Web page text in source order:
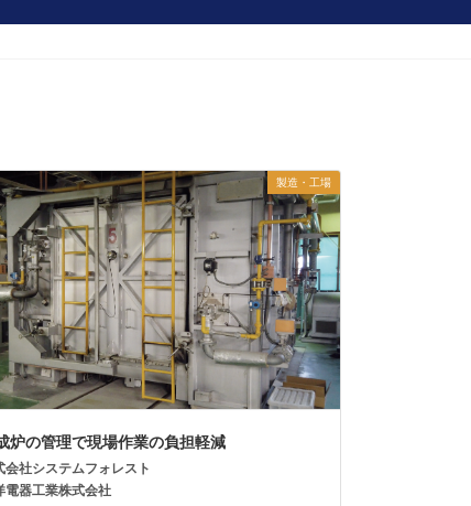
製造・工場
炉の管理で現場作業の負担軽減
会社システムフォレスト
電器工業株式会社